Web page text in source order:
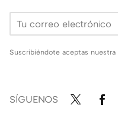
Suscribiéndote aceptas nuestra
SÍGUENOS